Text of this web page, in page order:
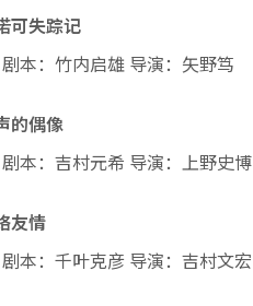
可失踪记
剧本：竹内启雄 导演：矢野笃
的偶像
剧本：吉村元希 导演：上野史博
友情
剧本：千叶克彦 导演：吉村文宏